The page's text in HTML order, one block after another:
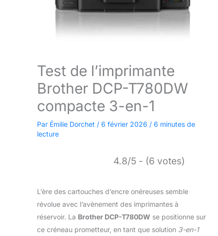
Test de l’imprimante
Brother DCP-T780DW
compacte 3-en-1
Par Émilie Dorchet / 6 février 2026 / 6 minutes de
lecture
4.8/5 - (6 votes)
L’ère des cartouches d’encre onéreuses semble
révolue avec l’avènement des imprimantes à
réservoir. La Brother DCP-T780DW se positionne sur
ce créneau prometteur, en tant que solution 3-en-1